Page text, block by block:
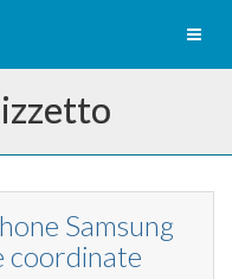
Samsung
coordinate